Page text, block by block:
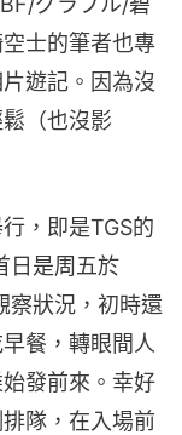
士的筆者也專
遊記。因為沒
（也沒影
，即是TGS的
日是周五於
察狀況，初時還
餐，轉眼間人
發前來。幸好
隊，在入場前